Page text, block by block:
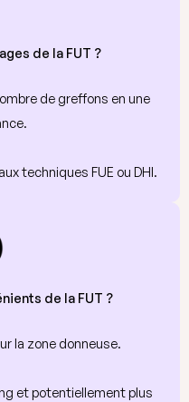
de la FUT ?
de greffons en une
techniques FUE ou DHI.
de la FUT ?
la zone donneuse.
et potentiellement plus